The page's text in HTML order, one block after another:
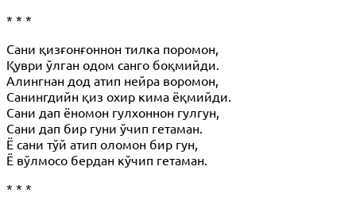
* * *
Сани қизғонғоннон тилка поромон,
Қуври ўлган одом санго боқмийди.
Алингнан дод атип нейра воромон,
Санингдийн қиз охир кима ёқмийди.
Сани дап ёномон гулхоннон гулгун,
Сани дап бир гуни ўчип гетаман.
Ё сани тўй атип оломон бир гун,
Ё вўлмосо бердан кўчип гетаман.
* * *